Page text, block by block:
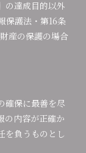
の達成目的以外
保護法・第16条
産の保護の場合
確保に最善を尽
の内容が正確か
を負うものとし